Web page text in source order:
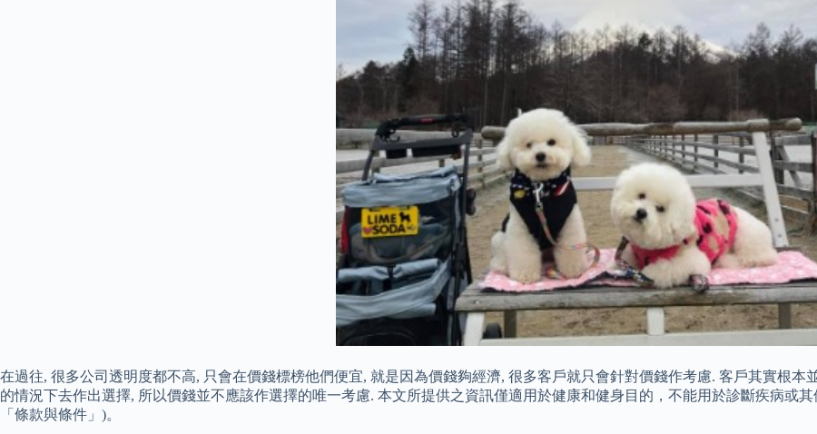
在過往, 很多公司透明度都不高, 只會在價錢標榜他們便宜, 就是因為價錢夠經濟, 很多客戶就只會針對價錢作考慮. 客戶其實根
的情況下去作出選擇, 所以價錢並不應該作選擇的唯一考慮. 本文所提供之資訊僅適用於健康和健身目的，不能用於診斷疾病或
「條款與條件」)。